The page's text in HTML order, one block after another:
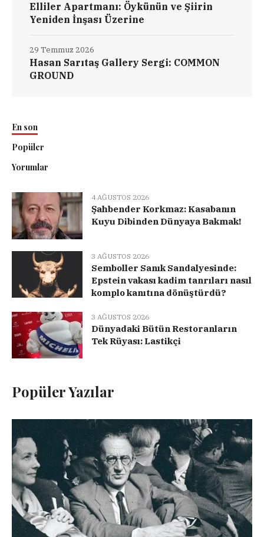
Elliler Apartmanı: Öykünün ve Şiirin
Yeniden İnşası Üzerine
Hasan Sarıtaş Gallery Sergi: COMMON
GROUND
29 Temmuz 2026
En son
Popüler
Yorumlar
4 AĞUSTOS 2026
Şahbender Korkmaz: Kasabanın
Kuyu Dibinden Dünyaya Bakmak!
3 AĞUSTOS 2026
Semboller Sanık Sandalyesinde:
Epstein vakası kadim tanrıları nasıl
komplo kanıtına dönüştürdü?
3 AĞUSTOS 2026
Dünyadaki Bütün Restoranların
Tek Rüyası: Lastikçi
Popüler Yazılar